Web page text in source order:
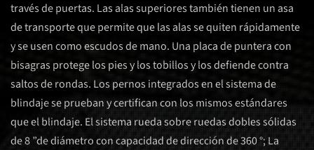
través de puertas. Las alas superiores también tienen un asa
de transporte que permite que las alas se quiten rápidamente
y se usen como escudos de mano. Una placa de puntera con
bisagras protege los pies y los tobillos y los defiende contra
saltos de rondas. Los pernos integrados en el sistema de
blindaje se prueban y certifican con los mismos estándares
que el blindaje. El sistema rueda sobre ruedas dobles sólidas
de 8 ”de diámetro con capacidad de dirección de 360 ​​°; La